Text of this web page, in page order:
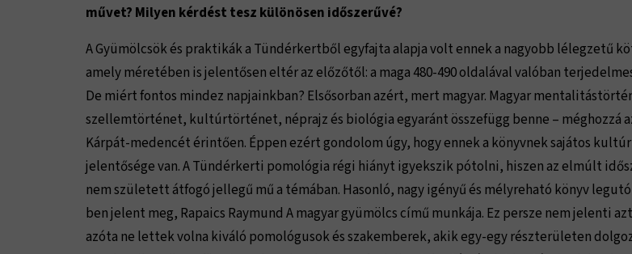
művet? Milyen kérdést tesz különösen időszerűvé?
A Gyümölcsök és praktikák a Tündérkertből egyfajta alapja volt ennek a nagyobb lélegzetű
amely méretében is jelentősen eltér az előzőtől: a maga 480-490 oldalával valóban
De miért fontos mindez napjainkban? Elsősorban azért, mert magyar. Magyar
szellemtörténet, kultúrtörténet, néprajz és biológia egyaránt összefügg benne – méghozzá
Kárpát-medencét érintően. Éppen ezért gondolom úgy, hogy ennek a könyvnek sajátos
jelentősége van. A Tündérkerti pomológia régi hiányt igyekszik pótolni, hiszen az elmúlt
nem született átfogó jellegű mű a témában. Hasonló, nagy igényű és mélyreható könyv
ben jelent meg, Rapaics Raymund A magyar gyümölcs című munkája. Ez persze nem jelenti
azóta ne lettek volna kiváló pomológusok és szakemberek, akik egy-egy részterületen